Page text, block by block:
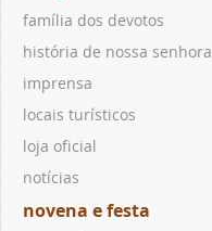
família dos devotos
história de nossa senhora
imprensa
locais turísticos
loja oficial
notícias
novena e festa